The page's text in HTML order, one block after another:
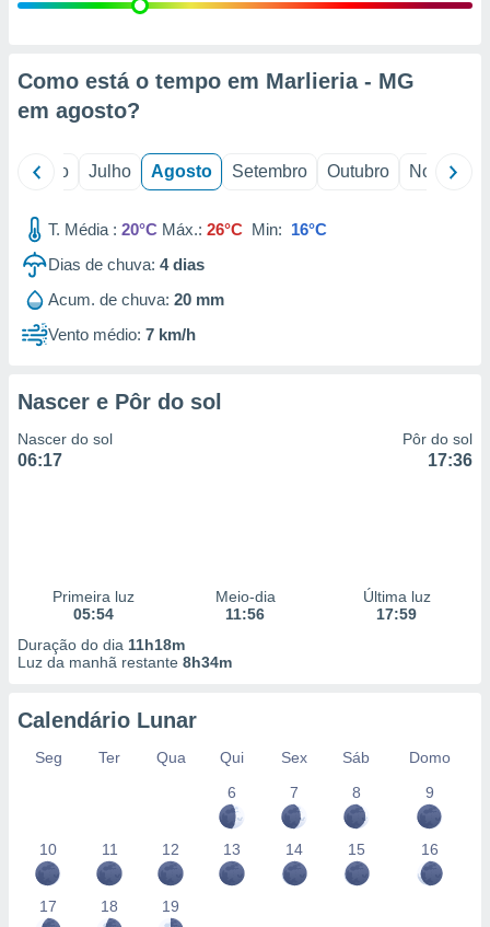
estudos
1199
Como está o tempo em Marlieria - MG
em agosto?
Junho Julho Agosto Setembro Outubro Novembro
T. Média : 20°C Máx.: 26°C Min: 16°C
Dias de chuva: 4dias
Acum. de chuva: 20 mm
Vento médio: 7 km/h
Nascer e Pôr do sol
Nascer do sol
06:17
Pôr do sol
17:36
Primeira luz
05:54
Meio-dia
11:56
Última luz
17:59
Duração do dia 11h18m
Luz da manhã restante 8h34m
Calendário Lunar
Seg Ter Qua Qui Sex Sáb
Domo
6
7 8 9
10 11 12 13 14 15 16
17 18 19